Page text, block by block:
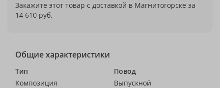
Закажите этот товар с доставкой в Магнитогорске за
14 610 руб.
Общие характеристики
Тип
Композиция
Повод
Выпускной